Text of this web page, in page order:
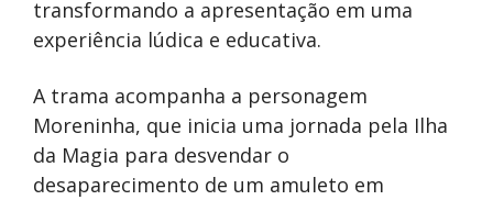
transformando a apresentação em uma
experiência lúdica e educativa.
A trama acompanha a personagem
Moreninha, que inicia uma jornada pela Ilha
da Magia para desvendar o
desaparecimento de um amuleto em